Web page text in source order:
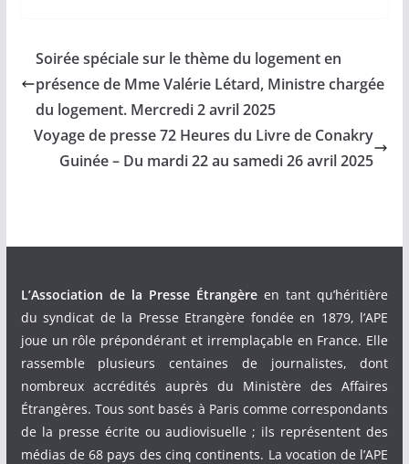
Soirée spéciale sur le thème du logement en
présence de Mme Valérie Létard, Ministre chargée
du logement. Mercredi 2 avril 2025
Voyage de presse 72 Heures du Livre de Conakry
Guinée – Du mardi 22 au samedi 26 avril 2025
L’Association de la Presse Étrangèreen tant qu’héritière
du syndicat de la Presse Etrangère fondée en 1879, l’APE
joue un rôle prépondérant et irremplaçable en France. Elle
rassemble plusieurs centaines de journalistes, dont
nombreux accrédités auprès du Ministère des Affaires
Étrangères. Tous sont basés à Paris comme correspondants
de la presse écrite ou audiovisuelle ; ils représentent des
médias de 68 pays des cinq continents. La vocation de l’APE